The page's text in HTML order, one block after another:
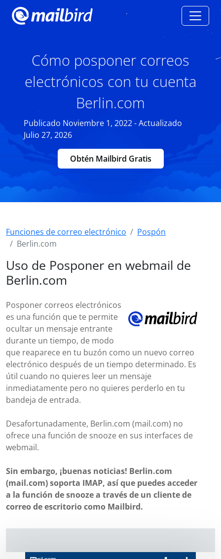
Cómo posponer correos
electrónicos con tu cuenta
Berlin.com
Publicado Noviembre 1, 2022 - Actualizado
Julio 27, 2026
Obtén Mailbird Gratis
Funciones de correo electrónico
Pospón
Berlin.com
Uso de Posponer en webmail de
Berlin.com
Posponer correos electrónicos
es una función que te permite
ocultar un mensaje entrante
durante un tiempo, de modo
que reaparece en tu buzón como un nuevo correo
electrónico después de un tiempo determinado. Es
útil cuando no quieres leer un mensaje
inmediatamente pero no quieres perderlo en tu
bandeja de entrada.
Desafortunadamente, Berlin.com (mail.com) no
ofrece una función de snooze en sus interfaces de
webmail.
Sin embargo, ¡buenas noticias! Berlin.com
(mail.com) soporta IMAP, así que puedes acceder
a la función de snooze a través de un cliente de
correo de escritorio como Mailbird.